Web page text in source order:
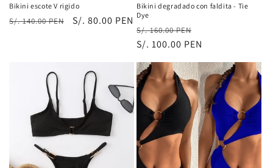
Bikini escote V rigido
Precio
S/. 140.00 PEN
Precio
S/. 80.00 PEN
Bikini degradado con faldita - Tie
Dye
Precio
habitual
S/. 160.00 PEN
de
S/. 100.00 PEN